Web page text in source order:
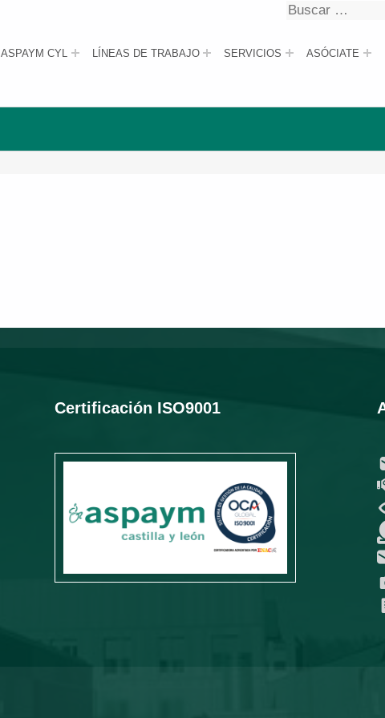
ASPAYM CYL LÍNEAS DE TRABAJO SERVICIOS ASÓCIATE
Buscar
Certificación ISO9001